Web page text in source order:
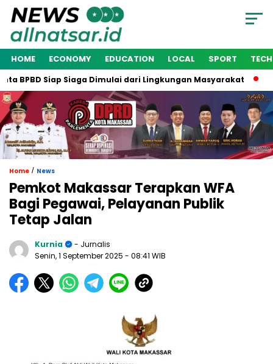
HOME ECONOMY EDUCATION LOCAL SPORT
Siap Siaga Dimulai dari Lingkungan Masyarakat
Home / News
Pemkot Makassar Terapkan WFA
Bagi Pegawai, Pelayanan Publik
Tetap Jalan
Kurnia
- Jurnalis
Senin, 1 September 2025 - 08:41 WIB